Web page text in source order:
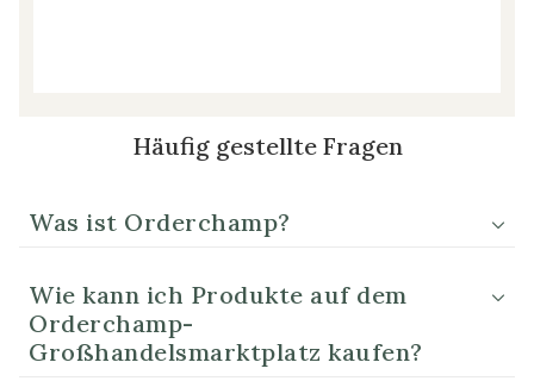
Häufig gestellte Fragen
Was ist Orderchamp?
Wie kann ich Produkte auf dem
Orderchamp-
Großhandelsmarktplatz kaufen?